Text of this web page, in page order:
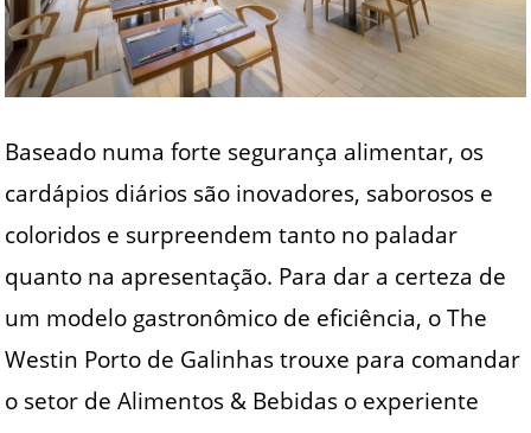
Baseado numa forte segurança alimentar, os
cardápios diários são inovadores, saborosos e
coloridos e surpreendem tanto no paladar
quanto na apresentação. Para dar a certeza de
um modelo gastronômico de eficiência, o The
Westin Porto de Galinhas trouxe para comandar
o setor de Alimentos & Bebidas o experiente